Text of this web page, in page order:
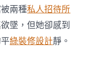
兩種私人招待所
墜，但她卻感到
綠裝修設計靜。